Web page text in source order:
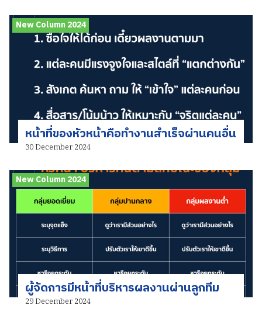
New Column 2024
หน้าที่ของหัวหน้าคือทำงานสำเร็จผ่านคนอื่น
30 December 2024
New Column 2024
ผู้จัดการมีหน้าที่บริหารผลงานผ่านลูกทีม
29 December 2024